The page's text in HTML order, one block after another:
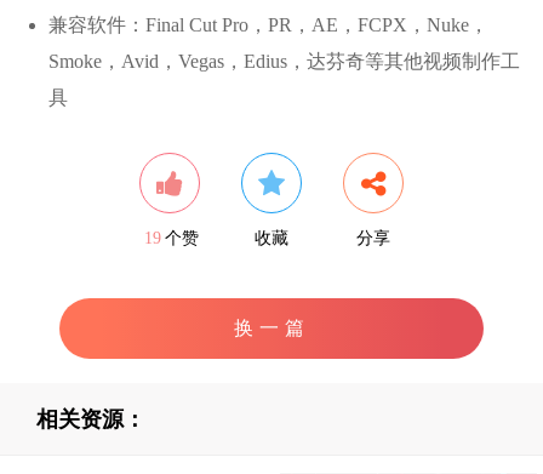
兼容软件：Final Cut Pro，PR，AE，FCPX，Nuke，
Smoke，Avid，Vegas，Edius，达芬奇等其他视频制作工
具
19 个赞 收藏 分享
换一篇
相关资源：